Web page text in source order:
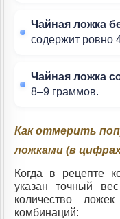
Чайная ложка
содержит ровно
Чайная ложка
8–9 граммов.
Как отмерить
ложками (в
Когда в рецепте
указан точный
количество
комбинаций: